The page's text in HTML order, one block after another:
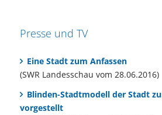
Presse und TV
Eine Stadt zum Anfassen
(SWR Landesschau vom 28.06.2016)
Blinden-Stadtmodell der Stadt
vorgestellt